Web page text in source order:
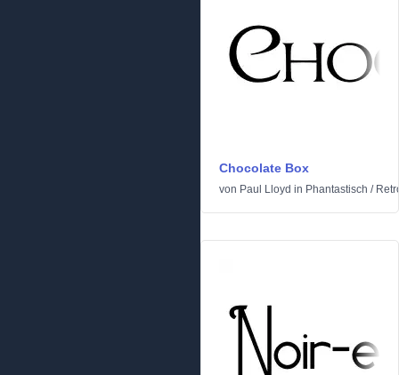
Chocolate Box
von Paul Lloyd in Phantastisch /